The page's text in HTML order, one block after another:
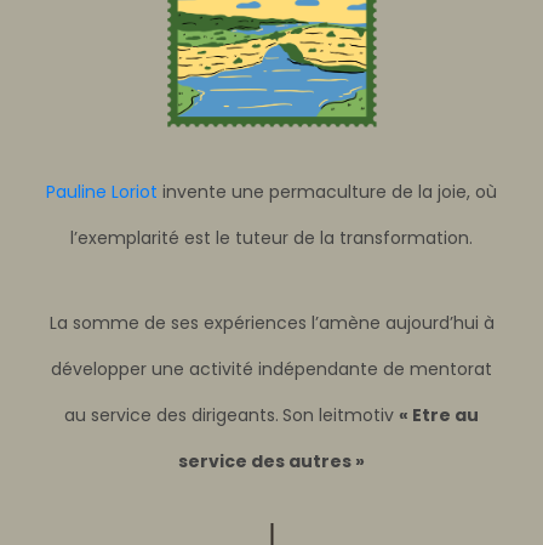
Pauline Loriot invente une permaculture de la joie, où
l’exemplarité est le tuteur de la transformation.
La somme de ses expériences l’amène aujourd’hui à
développer une activité indépendante de mentorat
au service des dirigeants. Son leitmotiv « Etre au
service des autres »